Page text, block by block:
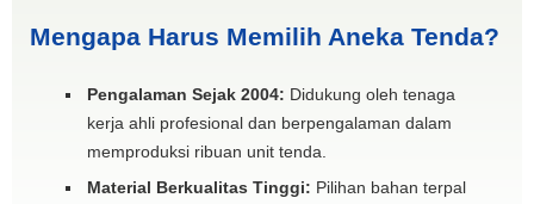
Mengapa Harus Memilih Aneka Tenda?
Pengalaman Sejak 2004: Didukung oleh tenaga
kerja ahli profesional dan berpengalaman dalam
memproduksi ribuan unit tenda.
Material Berkualitas Tinggi: Pilihan bahan terpal